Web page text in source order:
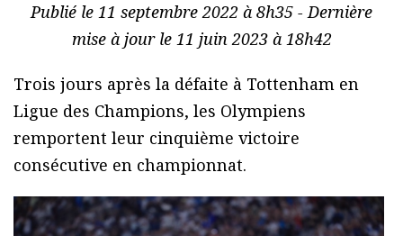
Publié le 11 septembre 2022 à 8h35 - Dernière
mise à jour le 11 juin 2023 à 18h42
Trois jours après la défaite à Tottenham en
Ligue des Champions, les Olympiens
remportent leur cinquième victoire
consécutive en championnat.